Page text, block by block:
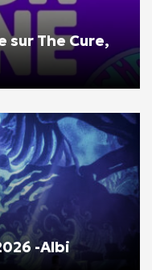
sur The Cure,
-Albi